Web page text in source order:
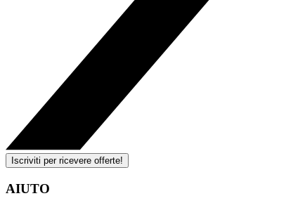
Iscriviti per ricevere offerte!
AIUTO